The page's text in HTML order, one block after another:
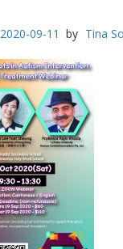
2020-09-11 by Tina So